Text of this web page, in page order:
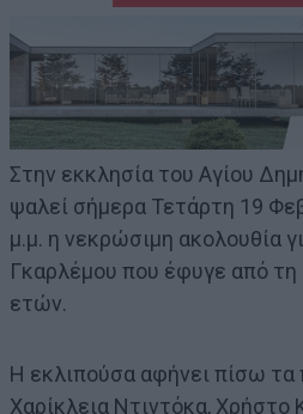
Στην εκκλησία του Αγίου
ψαλεί σήμερα Τετάρτη 19
μ.μ. η νεκρώσιμη ακολουθία
Γκαρλέμου που έφυγε από τη
ετών.
Η εκλιπούσα αφήνει πίσω τα
Χαρίκλεια Ντιντόκα, Χρήστο